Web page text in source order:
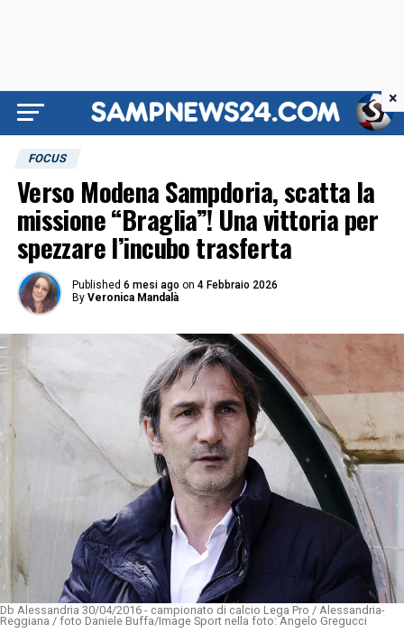
FOCUS
Verso Modena Sampdoria, scatta la
missione “Braglia”! Una vittoria per
spezzare l’incubo trasferta
Published 6 mesi ago on 4 Febbraio 2026
By Veronica Mandalà
Db Alessandria 30/04/2016 - campionato di calcio Lega Pro / Alessandria-
Reggiana / foto Daniele Buffa/Image Sport nella foto: Angelo Gregucci
×